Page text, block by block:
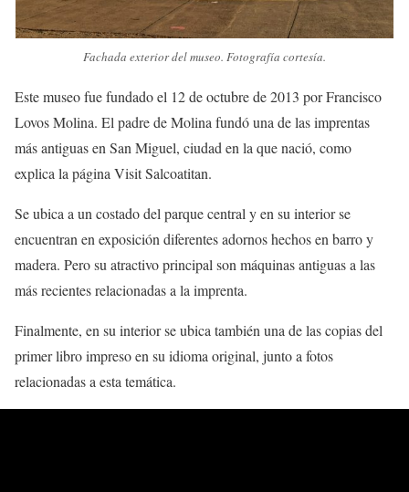
Fachada exterior del museo. Fotografía cortesía.
Este museo fue fundado el 12 de octubre de 2013 por Francisco
Lovos Molina. El padre de Molina fundó una de las imprentas
más antiguas en San Miguel, ciudad en la que nació, como
explica la página Visit Salcoatitan.
Se ubica a un costado del parque central y en su interior se
encuentran en exposición diferentes adornos hechos en barro y
madera. Pero su atractivo principal son máquinas antiguas a las
más recientes relacionadas a la imprenta.
Finalmente, en su interior se ubica también una de las copias del
primer libro impreso en su idioma original, junto a fotos
relacionadas a esta temática.